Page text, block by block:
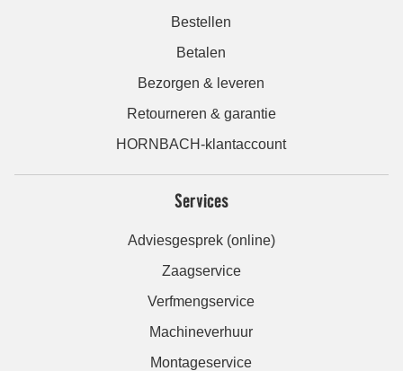
Bestellen
Betalen
Bezorgen & leveren
Retourneren & garantie
HORNBACH-klantaccount
Services
Adviesgesprek (online)
Zaagservice
Verfmengservice
Machineverhuur
Montageservice